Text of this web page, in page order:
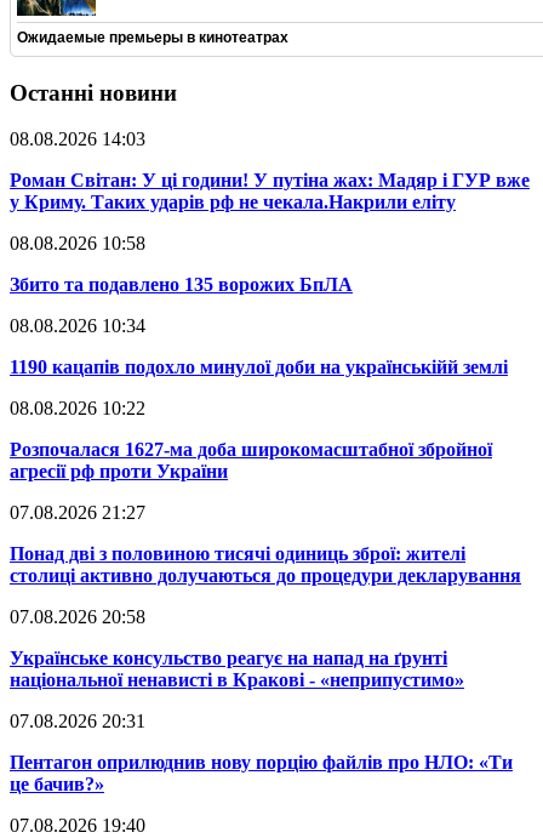
Ожидаемые премьеры в кинотеатрах
Останні новини
08.08.2026 14:03
​Роман Світан: У ці години! У путіна жах: Мадяр і ГУР вже
у Криму. Таких ударів рф не чекала.Накрили еліту
08.08.2026 10:58
​Збито та подавлено 135 ворожих БпЛА
08.08.2026 10:34
​1190 кацапів подохло минулої доби на українськійй землі
08.08.2026 10:22
​Розпочалася 1627-ма доба широкомасштабної збройної
агресії рф проти України
07.08.2026 21:27
​Понад дві з половиною тисячі одиниць зброї: жителі
столиці активно долучаються до процедури декларування
07.08.2026 20:58
​Українське консульство реагує на напад на ґрунті
національної ненависті в Кракові - «неприпустимо»
07.08.2026 20:31
​Пентагон оприлюднив нову порцію файлів про НЛО: «Ти
це бачив?»
07.08.2026 19:40